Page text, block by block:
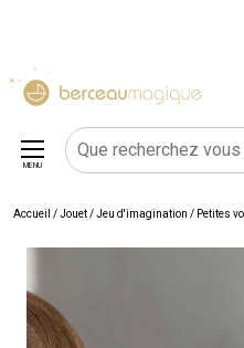
MENU
Accueil /Jouet/Jeu d'imagination / Petites